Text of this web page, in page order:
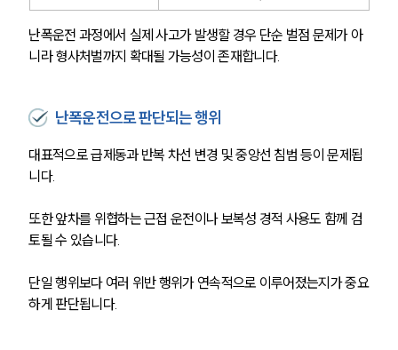
난폭운전 과정에서 실제 사고가 발생할 경우 단순 벌점 문제가 아
니라 형사처벌까지 확대될 가능성이 존재합니다.
난폭운전으로 판단되는 행위
대표적으로 급제동과 반복 차선 변경 및 중앙선 침범 등이 문제됩
니다.
또한 앞차를 위협하는 근접 운전이나 보복성 경적 사용도 함께 검
토될 수 있습니다.
단일 행위보다 여러 위반 행위가 연속적으로 이루어졌는지가 중요
하게 판단됩니다.